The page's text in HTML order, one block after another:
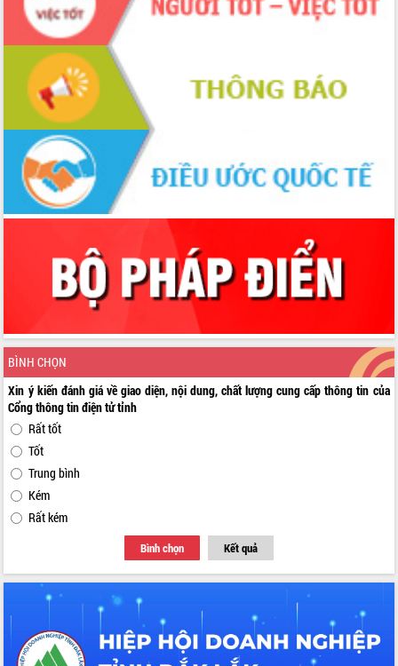
BÌNH CHỌN
Xin ý kiến đánh giá về giao diện, nội dung, chất lượng cung cấp thông tin của
Cổng thông tin điện tử tỉnh
Rất tốt
Tốt
Trung bình
Kém
Rất kém
Bình chọn Kết quả